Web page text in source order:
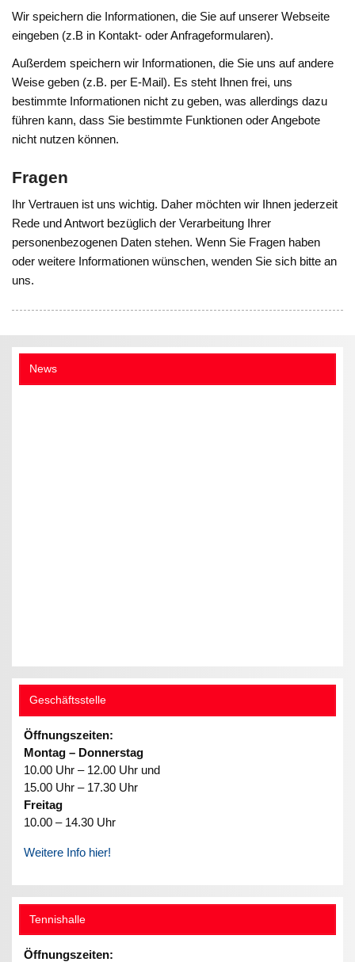
Wir speichern die Informationen, die Sie auf unserer Webseite
eingeben (z.B in Kontakt- oder Anfrageformularen).
Außerdem speichern wir Informationen, die Sie uns auf andere
Weise geben (z.B. per E-Mail). Es steht Ihnen frei, uns
bestimmte Informationen nicht zu geben, was allerdings dazu
führen kann, dass Sie bestimmte Funktionen oder Angebote
nicht nutzen können.
Fragen
Ihr Vertrauen ist uns wichtig. Daher möchten wir Ihnen jederzeit
Rede und Antwort bezüglich der Verarbeitung Ihrer
personenbezogenen Daten stehen. Wenn Sie Fragen haben
oder weitere Informationen wünschen, wenden Sie sich bitte an
uns.
News
Geschäftsstelle
Öffnungszeiten:
Montag – Donnerstag
10.00 Uhr – 12.00 Uhr und
15.00 Uhr – 17.30 Uhr
Freitag
10.00 – 14.30 Uhr
Weitere Info hier!
Tennishalle
Öffnungszeiten: